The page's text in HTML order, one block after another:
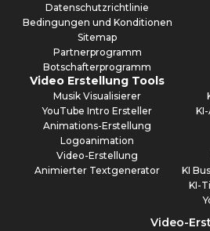
Datenschutzrichtlinie
Bedingungen und Konditionen
Sitemap
Partnerprogramm
Botschafterprogramm
Video Erstellung Tools
Musik Visualisierer
YouTube Intro Ersteller
Animations-Erstellung
Logoanimation
Video-Erstellung
Animierter Textgenerator
KI
KI-
Video-